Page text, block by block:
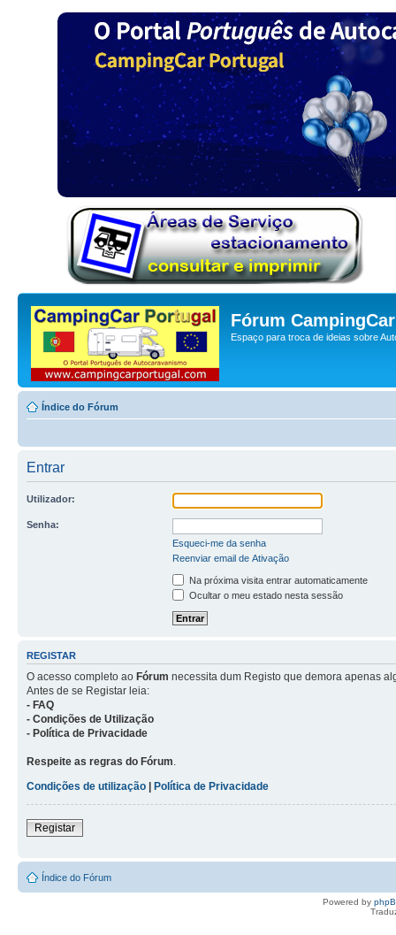
Fórum
Espaço para troca de ideias sobre
Índice do Fórum
Entrar
Utilizador:
Senha:
Esqueci-me da senha
Reenviar email de Ativação
Na próxima visita entrar automaticamente
Ocultar o meu estado nesta sessão
REGISTAR
O acesso completo ao Fórum necessita dum Registo que demora apenas
Antes de se Registar leia:
- FAQ
- Condições de Utilização
- Política de Privacidade
Respeite as regras do Fórum
Condições de utilização | Política de Privacidade
Registar
Índice do Fórum
Powered by